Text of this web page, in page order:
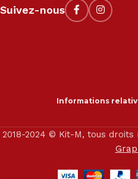
Suivez-nous
Informations
2018-2024 © Kit-M, tous